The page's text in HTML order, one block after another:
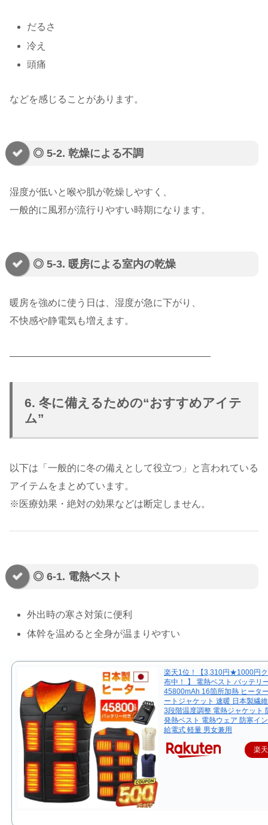
だるさ
冷え
頭痛
などを感じることがあります。
◎ 5-2. 乾燥による不調
湿度が低いと喉や肌が乾燥しやすく、
一般的に風邪が流行りやすい時期になります。
◎ 5-3. 暖房による室内の乾燥
暖房を強めに使う日は、湿度が急に下がり、
不快感や静電気も増えます。
―――――――――――――――――――――
6. 冬に備えるための“おすすめアイテ
ム”
以下は「一般的に冬の備えとして役立つ」と言われている
アイテムをまとめています。
※医療効果・絶対の効果などは断定しません。
◎ 6-1. 電熱ベスト
外出時の寒さ対策に便利
体幹を温めると全身が温まりやすい
楽天1位！【3,310円★1000円
布中！ 】 電熱ベスト バッテリ
45800mAh 16箇所加熱 ヒータ
ートジャケット 速暖 日本製繊
3段階温度調整 電熱ジャケット
発熱ベスト 電熱ウェア 防寒イ
給電式 軽量 男女兼用
楽